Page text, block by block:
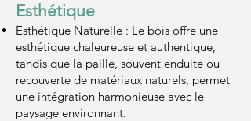
Esthétique
Esthétique Naturelle : Le bois offre une
esthétique chaleureuse et authentique,
tandis que la paille, souvent enduite ou
recouverte de matériaux naturels, permet
une intégration harmonieuse avec le
paysage environnant.